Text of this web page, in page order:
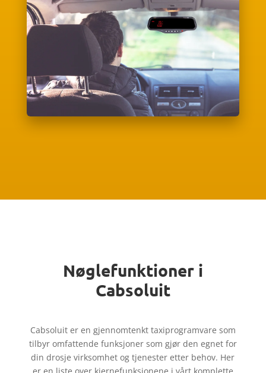
Nøglefunktioner i
Cabsoluit
Cabsoluit er en gjennomtenkt taxiprogramvare som
tilbyr omfattende funksjoner som gjør den egnet for
din drosje virksomhet og tjenester etter behov. Her